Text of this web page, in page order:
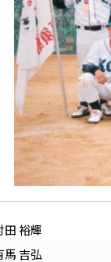
田 裕輝
馬 吉弘